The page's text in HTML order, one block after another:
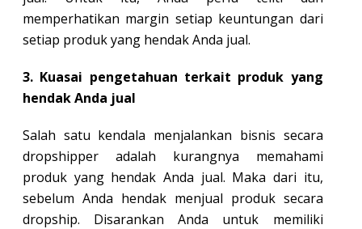
memperhatikan margin setiap keuntungan dari
setiap produk yang hendak Anda jual.
3. Kuasai pengetahuan terkait produk yang
hendak Anda jual
Salah satu kendala menjalankan bisnis secara
dropshipper adalah kurangnya memahami
produk yang hendak Anda jual. Maka dari itu,
sebelum Anda hendak menjual produk secara
dropship. Disarankan Anda untuk memiliki